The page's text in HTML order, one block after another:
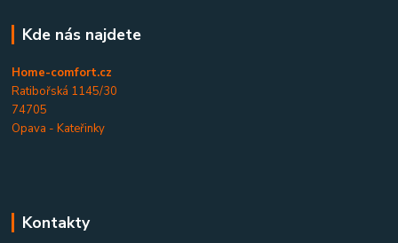
Kde nás najdete
Home-comfort.cz
Ratibořská 1145/30
74705
Opava - Kateřinky
Kontakty